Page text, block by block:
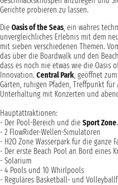
Gerichte probieren zu lassen.
Die Oasis of the Seas, ein wahres
unvergleichliches Erlebnis mit dem
mit sieben verschiedenen Themen.
das über die Boardwalk und den
dass es noch nie etwas wie die Oasis
Innovation. Central Park , geöffnet
Gärten, ruhigen Pfaden, Treffpunkt für
Unterhaltung mit Konzerten und
Hauptattraktionen:
- Der Pool-Bereich und die Sport Zone.
- 2 FlowRider-Wellen-Simulatoren
- H2O Zone Wasserpark für die ganze
- Der erste Beach Pool an Bord eines
- Solarium
- 4 Pools und 10 Whirlpools
- Reguläres Basketball- und